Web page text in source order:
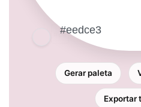
Gerar paleta
Exportar